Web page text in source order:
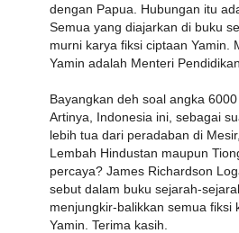
dengan Papua. Hubungan itu
Semua yang diajarkan di buku
murni karya fiksi ciptaan Yamin.
Yamin adalah Menteri Pendidikan.
Bayangkan deh soal angka
Artinya, Indonesia ini, sebagai
lebih tua dari peradaban di
Lembah Hindustan maupun
percaya? James Richardson
sebut dalam buku sejarah-
menjungkir-balikkan semua fiksi
Yamin. Terima kasih.